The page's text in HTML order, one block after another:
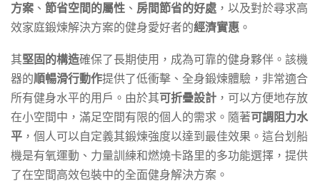
方案 、 節省空間的屬性 、 房間節省的好處 ，以及對於尋求高
效家庭鍛煉解決方案的健身愛好者的經濟實惠 。
其堅固的構造確保了長期使用，成為可靠的健身夥伴。該機
器的順暢滑行動作提供了低衝擊、全身鍛煉體驗，非常適合
所有健身水平的用戶。由於其可折疊設計 ，可以方便地存放
在小空間中，滿足空間有限的個人的需求。隨著可調阻力水
平 ，個人可以自定義其鍛煉強度以達到最佳效果。這台划船
機是有氧運動、力量訓練和燃燒卡路里的多功能選擇，提供
了在空間高效包裝中的全面健身解決方案。